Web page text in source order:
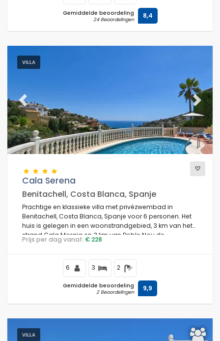
Gemiddelde beoordeling
24 Beoordelingen 8,4
VILLA
Previous Next
Cala Serena
Benitachell, Costa Blanca, Spanje
Prachtige en klassieke villa met privézwembad in
Benitachell, Costa Blanca, Spanje voor 6 personen. Het
huis is gelegen in een woonstrandgebied, 3 km van het
strand Cala Moraig en 3 km van Poble Nou de
Benitachell.
Prijs per dag vanaf: € 228
6 3 2
Gemiddelde beoordeling
2 Beoordelingen 9,9
VILLA